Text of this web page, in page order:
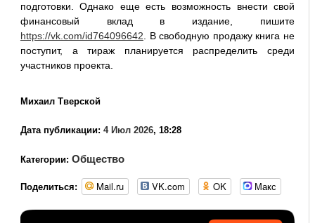
подготовки. Однако еще есть возможность внести свой
финансовый вклад в издание, пишите
https://vk.com/id764096642. В свободную продажу книга не
поступит, а тираж планируется распределить среди
участников проекта.
Михаил Тверской
Дата публикации: 4 Июл 2026, 18:28
Категории: Общество
Поделиться: Mail.ru VK.com OK Макс